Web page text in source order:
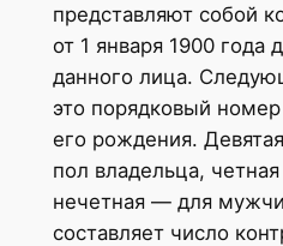
представляют собой
от 1 января 1900 года
данного лица.
это порядковый
его рождения.
пол владельца,
нечетная — для
составляет число